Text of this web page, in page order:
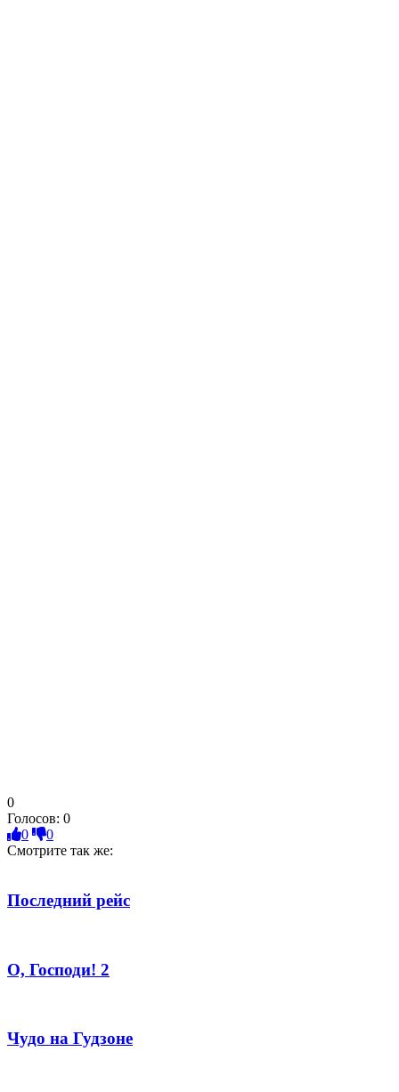
0
Голосов: 0
0
0
Смотрите так же:
Последний рейс
О, Господи! 2
Чудо на Гудзоне